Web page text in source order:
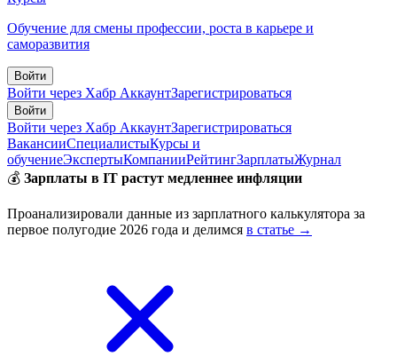
Обучение для смены профессии, роста в карьере и
саморазвития
Войти
Войти через Хабр АккаунтЗарегистрироваться
Войти
Войти через Хабр АккаунтЗарегистрироваться
ВакансииСпециалистыКурсы и
обучениеЭкспертыКомпанииРейтингЗарплатыЖурнал
💰 Зарплаты в IT растут медленнее инфляции
Проанализировали данные из зарплатного калькулятора за
первое полугодие 2026 года и делимся в статье →